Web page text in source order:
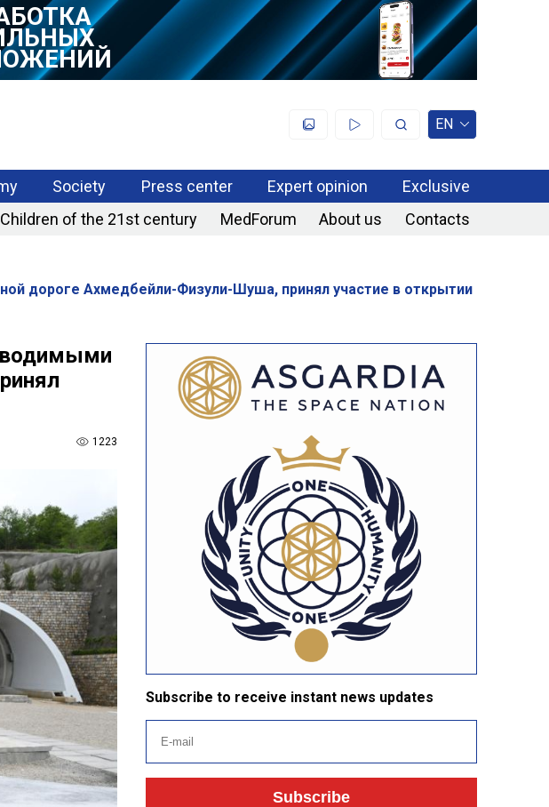
EN
Society Press center Expert opinion
Exclusive
Children of the 21st century MedForum About us Contacts
дороге Ахмедбейли-Физули-Шуша, принял участие в открытии
1223
Subscribe to receive instant news updates
Subscribe